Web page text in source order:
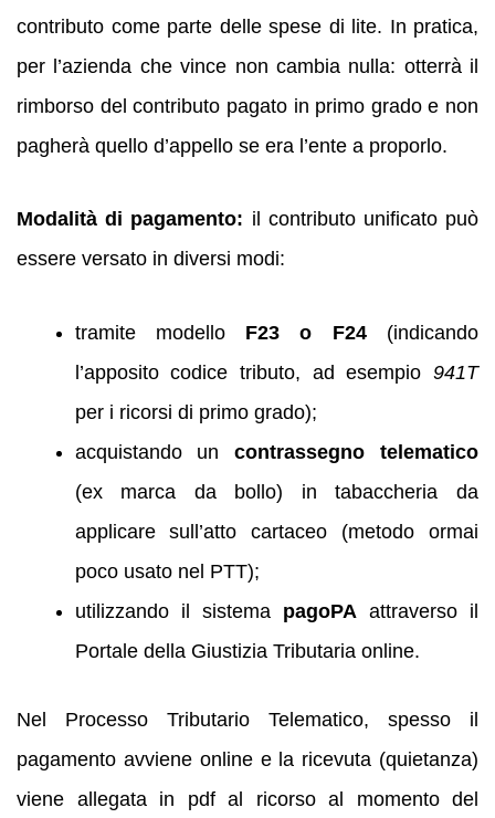
contributo come parte delle spese di lite. In pratica,
per l’azienda che vince non cambia nulla: otterrà il
rimborso del contributo pagato in primo grado e non
pagherà quello d’appello se era l’ente a proporlo.
Modalità di pagamento: il contributo unificato può
essere versato in diversi modi:
tramite modello F23 o F24(indicando
l’apposito codice tributo, ad esempio 941T
per i ricorsi di primo grado);
acquistando uncontrassegno telematico
(ex marca da bollo) in tabaccheria da
applicare sull’atto cartaceo (metodo ormai
poco usato nel PTT);
utilizzando il sistema pagoPA attraverso il
Portale della Giustizia Tributaria online.
Nel Processo Tributario Telematico, spesso il
pagamento avviene online e la ricevuta (quietanza)
viene allegata in pdf al ricorso al momento del